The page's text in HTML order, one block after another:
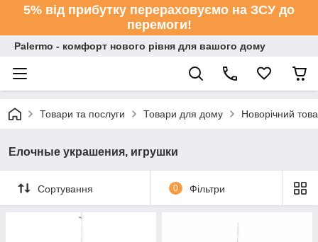
5% від прибутку перераховуємо на ЗСУ до
перемоги!
Palermo - комфорт нового рівня для вашого дому
Товари та послуги Товари для дому Новорічний
Елочные украшения, игрушки
Сортування 0 Фільтри